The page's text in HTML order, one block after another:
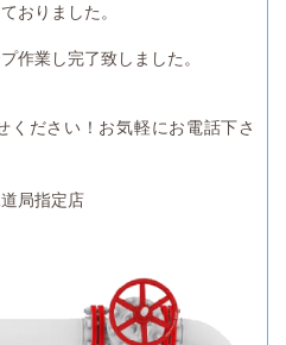
おりました。
作業し完了致しました。
ください！お気軽にお電話下さ
局指定店